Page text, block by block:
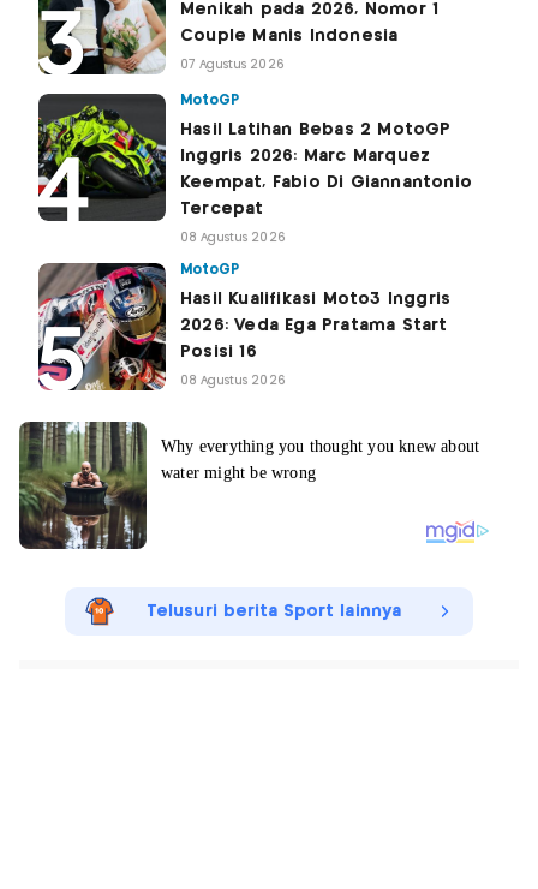
Menikah pada 2026, Nomor 1
Couple Manis Indonesia
07 Agustus 2026
MotoGP
Hasil Latihan Bebas 2 MotoGP
Inggris 2026: Marc Marquez
Keempat, Fabio Di Giannantonio
Tercepat
08 Agustus 2026
MotoGP
Hasil Kualifikasi Moto3 Inggris
2026: Veda Ega Pratama Start
Posisi 16
08 Agustus 2026
Telusuri berita Sport lainnya